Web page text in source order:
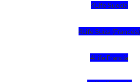
4Life Suecia
4Life Suiza (Francés)
4Life Francia